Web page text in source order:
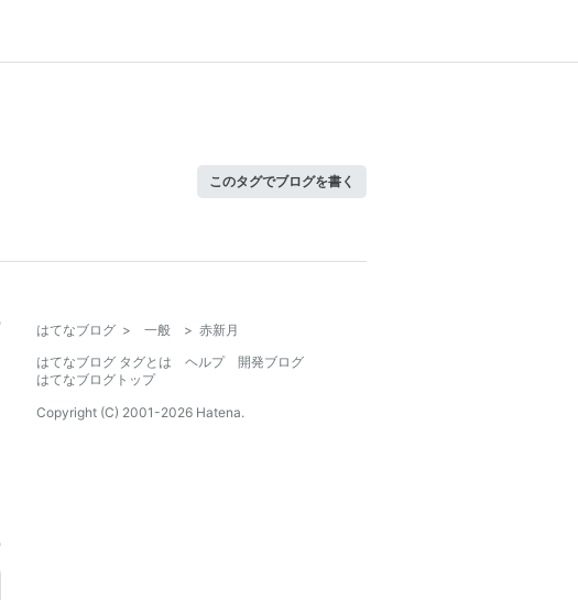
このタグでブログを書く
はてなブログ > 一般 > 赤新月
はてなブログ タグとは
ヘルプ
開発ブログ
はてなブログトップ
Copyright (C) 2001-2026 Hatena.